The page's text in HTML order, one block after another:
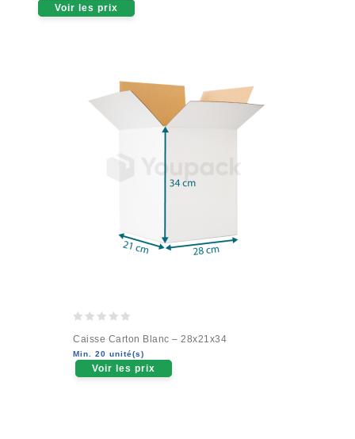
5
Voir les prix
out
of
5
Caisse Carton Blanc – 28x21x34
Min. 20 unité(s)
Voir les prix